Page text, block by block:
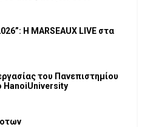
Η MARSEAUX LIVE στα
του Πανεπιστημίου
HanoiUniversity